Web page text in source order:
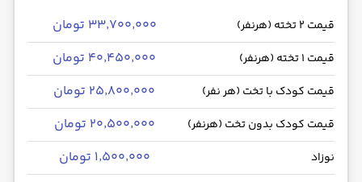
قیمت 2 تخته (هرنفر) ۳۳٬۷۰۰٬۰۰۰ تومان
قیمت 1 تخته (هرنفر) ۴۰٬۴۵۰٬۰۰۰ تومان
قیمت کودک با تخت (هر نفر) ۲۵٬۸۰۰٬۰۰۰ تومان
قیمت کودک بدون تخت (هرنفر) ۲۰٬۵۰۰٬۰۰۰ تومان
نوزاد ۱٬۵۰۰٬۰۰۰ تومان